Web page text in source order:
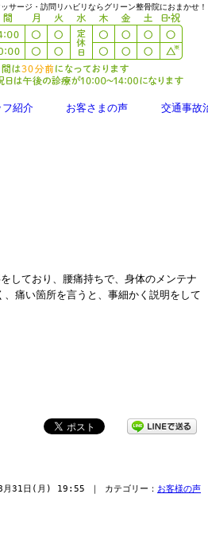
ージ・訪問リハビリならグリーン整骨院におまかせ！
フ紹介 お客さまの声 交通事故
しており、腰痛持ちで、身体のメンテナ
痛い箇所を言うと、事細かく説明をして
月31日(月) 19:55 ｜ カテゴリー： お客様の声